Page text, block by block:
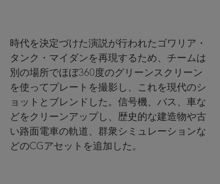
時代を決定づけた演説が行われたゴワリア・
タンク・マイダンを再現するため、チームは
別の場所でほぼ360度のグリーンスクリーン
を使ってプレートを撮影し、これを現代のシ
ョットとブレンドした。信号機、バス、車な
どをクリーンアップし、歴史的な建造物や古
い路面電車の軌道、群衆シミュレーションな
どのCGアセットを追加した。